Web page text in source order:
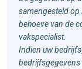
samengesteld op
behoeve van de
vakspecialist.
Indien uw
bedrijfsgegevens